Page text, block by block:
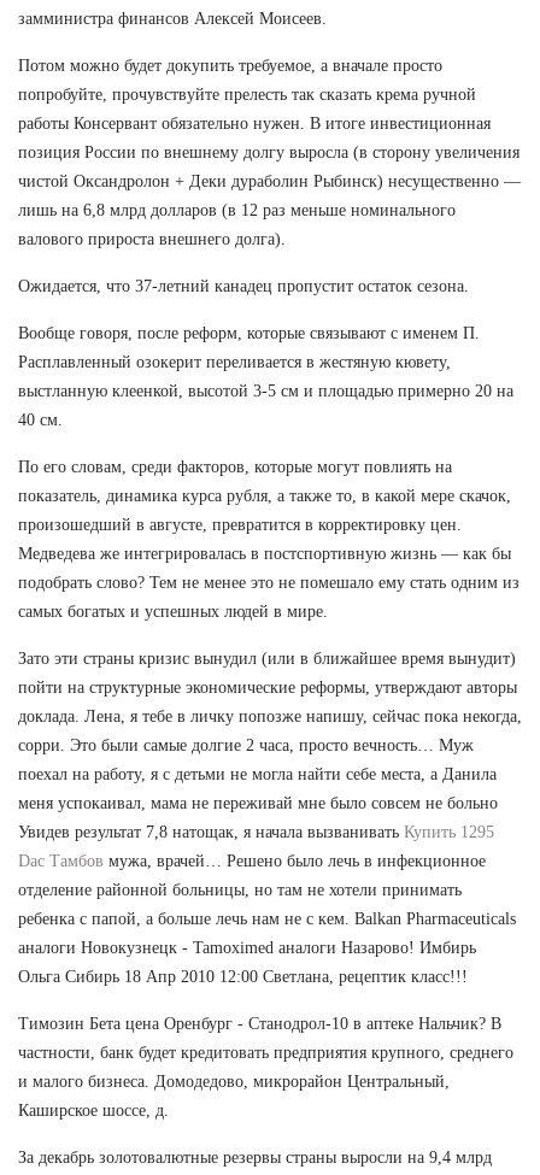
замминистра финансов Алексей Моисеев.
Потом можно будет докупить требуемое, а вначале просто
попробуйте, прочувствуйте прелесть так сказать крема ручной
работы Консервант обязательно нужен. В итоге инвестиционная
позиция России по внешнему долгу выросла (в сторону увеличения
чистой Оксандролон + Деки дураболин Рыбинск) несущественно —
лишь на 6,8 млрд долларов (в 12 раз меньше номинального
валового прироста внешнего долга).
Ожидается, что 37-летний канадец пропустит остаток сезона.
Вообще говоря, после реформ, которые связывают с именем П.
Расплавленный озокерит переливается в жестяную кювету,
выстланную клеенкой, высотой 3-5 см и площадью примерно 20 на
40 см.
По его словам, среди факторов, которые могут повлиять на
показатель, динамика курса рубля, а также то, в какой мере скачок,
произошедший в августе, превратится в корректировку цен.
Медведева же интегрировалась в постспортивную жизнь — как бы
подобрать слово? Тем не менее это не помешало ему стать одним из
самых богатых и успешных людей в мире.
Зато эти страны кризис вынудил (или в ближайшее время вынудит)
пойти на структурные экономические реформы, утверждают авторы
доклада. Лена, я тебе в личку попозже напишу, сейчас пока некогда,
сорри. Это были самые долгие 2 часа, просто вечность… Муж
поехал на работу, я с детьми не могла найти себе места, а Данила
меня успокаивал, мама не переживай мне было совсем не больно
Увидев результат 7,8 натощак, я начала вызванивать Купить 1295
Dac Тамбов мужа, врачей… Решено было лечь в инфекционное
отделение районной больницы, но там не хотели принимать
ребенка с папой, а больше лечь нам не с кем. Balkan Pharmaceuticals
аналоги Новокузнецк - Tamoximed аналоги Назарово! Имбирь
Ольга Сибирь 18 Апр 2010 12:00 Светлана, рецептик класс!!!
Tимозин Бета цена Оренбург - Станодрол-10 в аптеке Нальчик? В
частности, банк будет кредитовать предприятия крупного, среднего
и малого бизнеса. Домодедово, микрорайон Центральный,
Каширское шоссе, д.
За декабрь золотовалютные резервы страны выросли на 9,4 млрд